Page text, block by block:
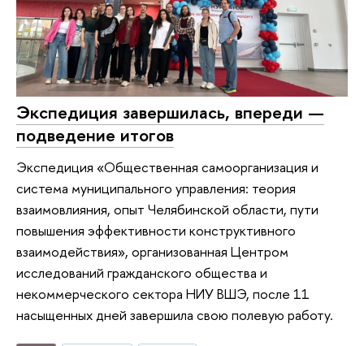
Экспедиция завершилась, впереди —
подведение итогов
Экспедиция «Общественная самоорганизация и
система муниципального управления: теория
взаимовлияния, опыт Челябинской области, пути
повышения эффективности конструктивного
взаимодействия», организованная Центром
исследований гражданского общества и
некоммерческого сектора НИУ ВШЭ, после 11
насыщенных дней завершила свою полевую работу.